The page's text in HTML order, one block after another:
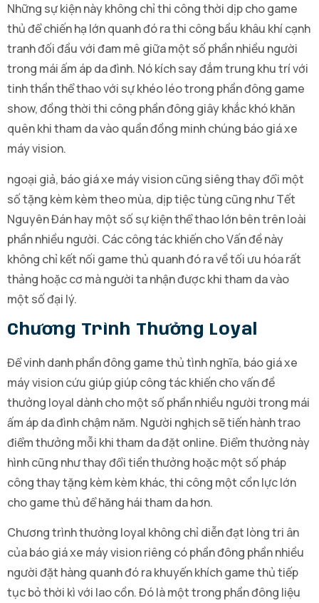
Những sự kiện này không chỉ thi công thời dịp cho game
thủ để chiến hạ lớn quanh đó ra thi công bầu khâu khí cạnh
tranh đối đầu với đam mê giữa một số phần nhiều người
trong mái ấm áp da đình. Nó kích say đắm trung khu trí với
tinh thần thể thao với sự khéo léo trong phần đông game
show, đồng thời thi công phần đông giây khắc khó khăn
quên khi tham da vào quần đồng minh chúng báo giá xe
máy vision.
ngoại giả, báo giá xe máy vision cũng siêng thay đổi một
số tặng kèm kèm theo mùa, dịp tiệc tùng cũng như Tết
Nguyên Đán hay một số sự kiện thể thao lớn bên trên loài
phần nhiều người. Các công tác khiến cho Vấn đề này
không chỉ kết nối game thủ quanh đó ra về tối ưu hóa rất
thảng hoặc cơ mà người ta nhận được khi tham da vào
một số đại lý.
Chương Trình Thưởng Loyal
Để vinh danh phần đông game thủ tình nghĩa, báo giá xe
máy vision cứu giúp giúp công tác khiến cho vấn đề
thưởng loyal dành cho một số phần nhiều người trong mái
ấm áp da đình chậm năm. Người nghịch sẽ tiến hành trao
điểm thưởng mỗi khi tham da đặt online. Điểm thưởng này
hình cũng như thay đổi tiền thưởng hoặc một số pháp
công thay tặng kèm kèm khác, thi công một cồn lực lớn
cho game thủ để hăng hái tham da hơn.
Chương trình thưởng loyal không chỉ diễn đạt lòng tri ân
của báo giá xe máy vision riêng có phần đông phần nhiều
người đặt hàng quanh đó ra khuyến khích game thủ tiếp
tục bỏ thời kì với lao cồn. Đó là một trong phần đông liệu